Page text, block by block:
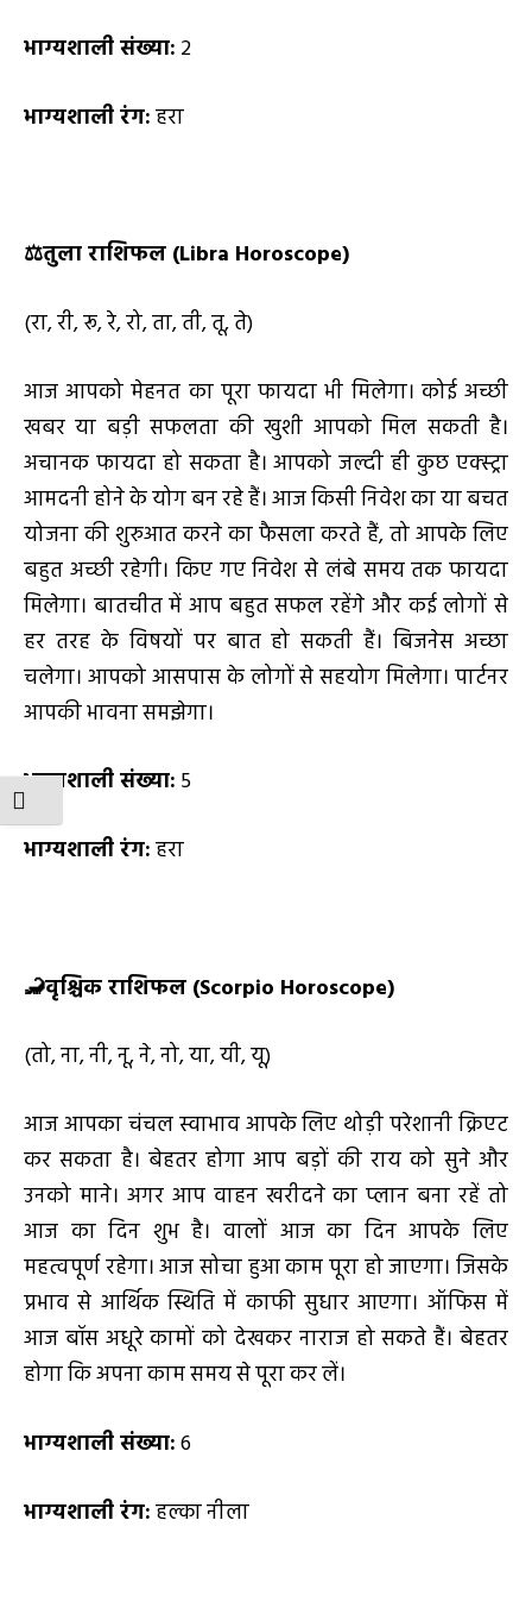
TOGGLE FONT SIZE
भाग्यशाली संख्या: 2
भाग्यशाली रंग:हरा
⚖️तुला राशिफल (Libra Horoscope)
(रा, री, रू, रे, रो, ता, ती, तू, ते)
आज आपको मेहनत का पूरा फायदा भी मिलेगा। कोई अच्छी
खबर या बड़ी सफलता की खुशी आपको मिल सकती है।
अचानक फायदा हो सकता है। आपको जल्दी ही कुछ एक्स्ट्रा
आमदनी होने के योग बन रहे हैं। आज किसी निवेश का या बचत
योजना की शुरुआत करने का फैसला करते हैं, तो आपके लिए
बहुत अच्छी रहेगी। किए गए निवेश से लंबे समय तक फायदा
मिलेगा। बातचीत में आप बहुत सफल रहेंगे और कई लोगों से
हर तरह के विषयों पर बात हो सकती हैं। बिजनेस अच्छा
चलेगा। आपको आसपास के लोगों से सहयोग मिलेगा। पार्टनर
आपकी भावना समझेगा।
भाग्यशाली संख्या: 5
भाग्यशाली रंग:हरा
🦂वृश्चिक राशिफल (Scorpio Horoscope)
(तो, ना, नी, नू, ने, नो, या, यी, यू)
आज आपका चंचल स्वाभाव आपके लिए थोड़ी परेशानी क्रिएट
कर सकता है। बेहतर होगा आप बड़ों की राय को सुने और
उनको माने। अगर आप वाहन खरीदने का प्लान बना रहें तो
आज का दिन शुभ है। वालों आज का दिन आपके लिए
महत्वपूर्ण रहेगा। आज सोचा हुआ काम पूरा हो जाएगा। जिसके
प्रभाव से आर्थिक स्थिति में काफी सुधार आएगा। ऑफिस में
आज बॉस अधूरे कामों को देखकर नाराज हो सकते हैं। बेहतर
होगा कि अपना काम समय से पूरा कर लें।
भाग्यशाली संख्या:6
भाग्यशाली रंग:हल्का नीला